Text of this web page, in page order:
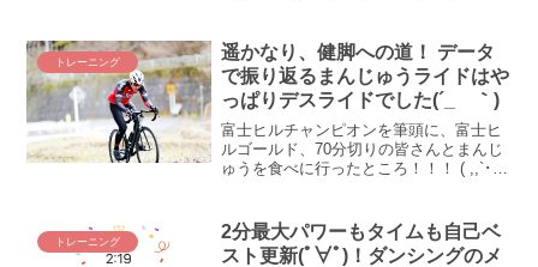
気になるケイデンス！ やっぱりケイデン
ス...
トレーニング
遥かなり、健脚への道！ データ
で振り返るまんじゅうライドはや
っぱりデスライドでした(´_ゝ｀)
富士ヒルチャンピオンを筆頭に、富士ヒ
ルゴールド、70分切りの皆さんとまんじ
ゅうを食べに行ったところ！！！ ( ,,`･
まんじゅうライドのデータを振り返って
みま...
トレーニング
2分最大パワーもタイムも自己ベ
スト更新(ﾟ∀ﾟ)！ダンシングのメ